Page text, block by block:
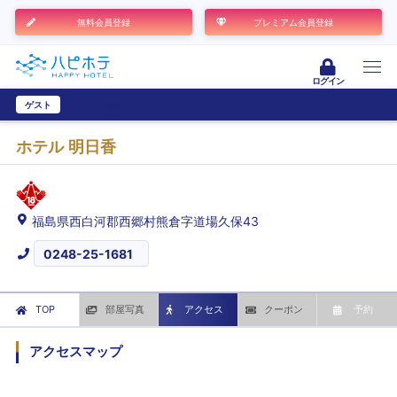
無料会員登録 プレミアム会員登録
ログイン
ゲスト
ホテル 明日香
福島県西白河郡西郷村熊倉字道場久保43
0248-25-1681
TOP 部屋写真 アクセス クーポン 予約
アクセスマップ